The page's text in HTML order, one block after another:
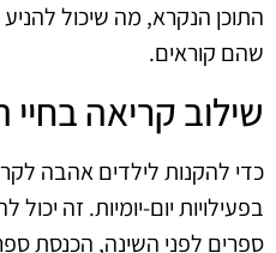
התוכן הנקרא, מה שיכול
שהם קוראים.
שילוב קריאה בחיי
כדי להקנות לילדים אהבה
בפעילויות יום-יומיות. זה
ספרים לפני השינה, הכנסת